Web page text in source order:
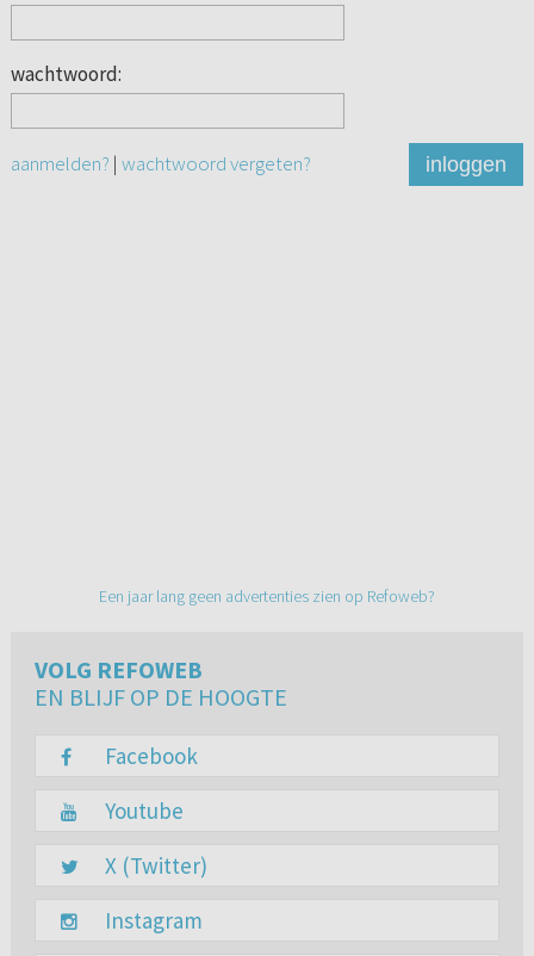
wachtwoord:
aanmelden? | wachtwoord vergeten? inloggen
Een jaar lang geen advertenties zien op Refoweb?
VOLG REFOWEB
EN BLIJF OP DE HOOGTE
Facebook
Youtube
X (Twitter)
Instagram